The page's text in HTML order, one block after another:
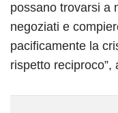
possano trovarsi a
negoziati e
pacificamente la
rispetto reciproco”,